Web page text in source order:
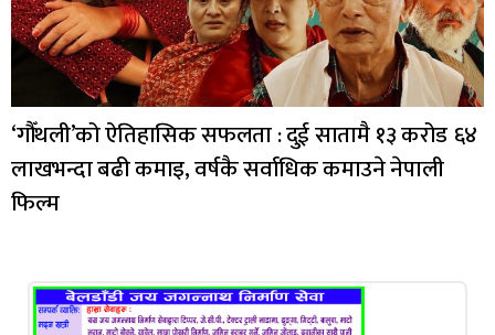
‘गौँथली’को ऐतिहासिक सफलता : दुई सातामै १३ करोड ६४
लाखभन्दा बढी कमाइ, वर्षकै सर्वाधिक कमाउने नेपाली
फिल्म